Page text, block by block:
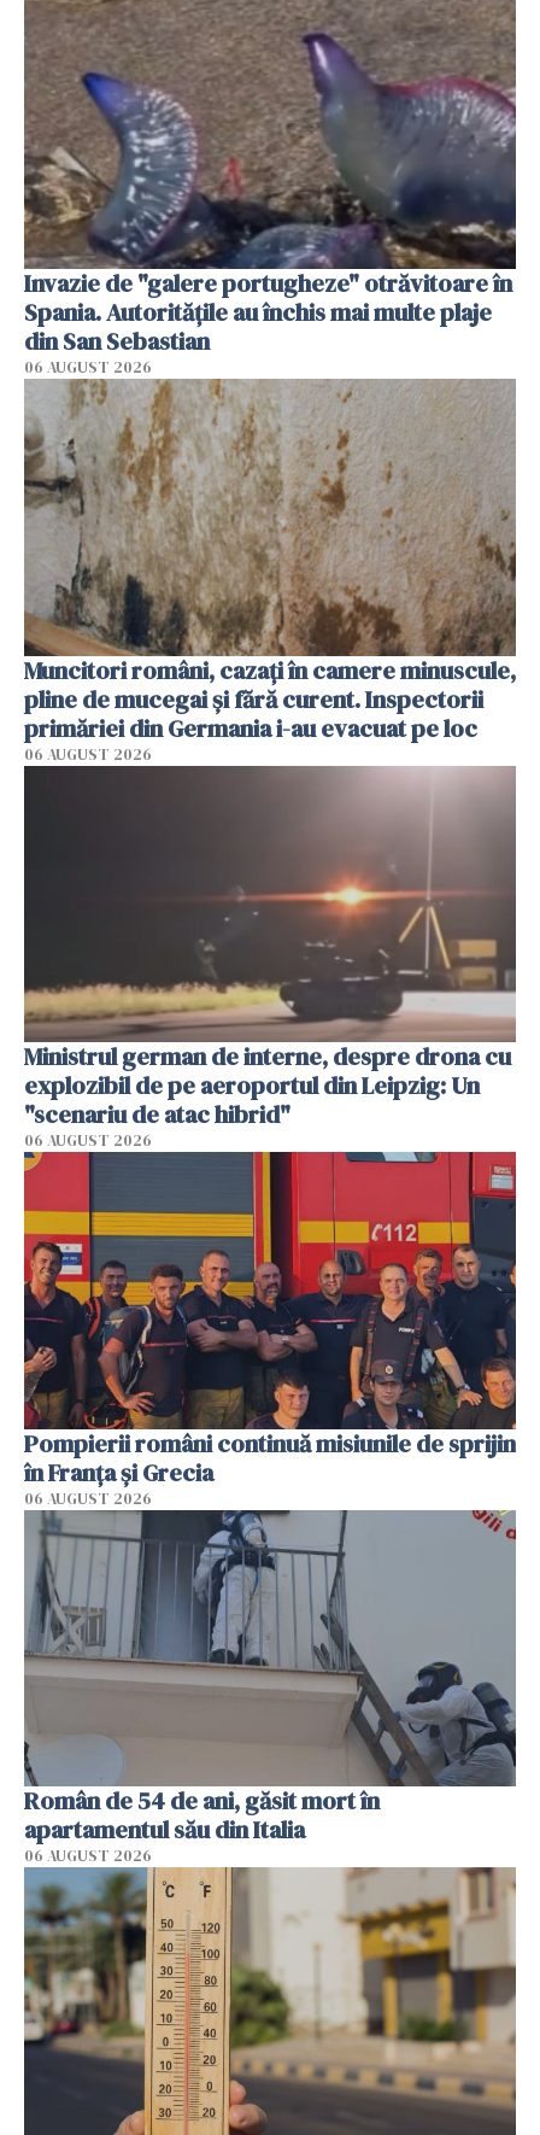
Invazie de "galere portugheze" otrăvitoare în
Spania. Autoritățile au închis mai multe plaje
din San Sebastian
06 AUGUST 2026
Muncitori români, cazați în camere minuscule,
pline de mucegai și fără curent. Inspectorii
primăriei din Germania i-au evacuat pe loc
06 AUGUST 2026
Ministrul german de interne, despre drona cu
explozibil de pe aeroportul din Leipzig: Un
"scenariu de atac hibrid"
06 AUGUST 2026
Pompierii români continuă misiunile de sprijin
în Franţa şi Grecia
06 AUGUST 2026
Român de 54 de ani, găsit mort în
apartamentul său din Italia
06 AUGUST 2026